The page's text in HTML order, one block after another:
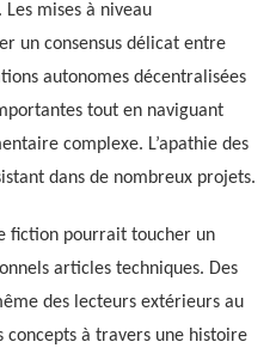
mises à niveau
un consensus délicat entre
autonomes décentralisées
tout en naviguant
complexe. L’apathie des
dans de nombreux projets.
fiction pourrait toucher un
articles techniques. Des
des lecteurs extérieurs au
à travers une histoire